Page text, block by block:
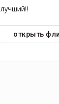
лучший!!
открыть